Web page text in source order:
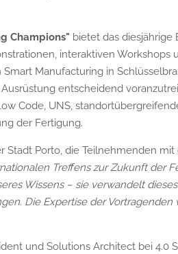
Champions" bietet das diesjährige
interaktiven Workshops
Manufacturing in
entscheidend
Code, UNS,
der Fertigung.
Stadt Porto, die Teilnehmenden mit
Treffens zur Zukunft der
Wissens – sie verwandelt
Die Expertise der Vortragenden
und Solutions Architect bei 4.0